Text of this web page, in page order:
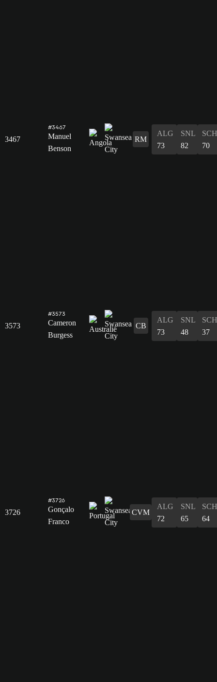
3467
#3467
Manuel
Benson
RM
ALG
73
SNL
82
SCH
70
3573
#3573
Cameron
Burgess
CB
ALG
73
SNL
48
SCH
37
3726
#3726
Gonçalo
Franco
CVM
ALG
72
SNL
65
SCH
64